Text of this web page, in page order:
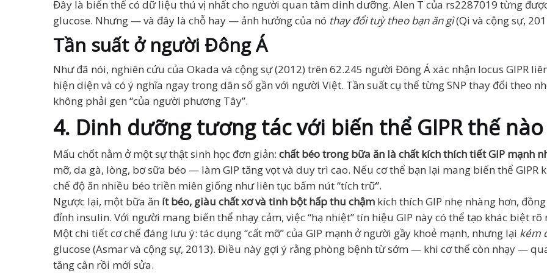
Đây là biến thể có dữ liệu thú vị nhất cho người quan tâm dinh dưỡng. Alen T của rs2287019 từng
glucose. Nhưng — và đây là chỗ hay — ảnh hưởng của nó thay đổi tuỳ theo bạn ăn gì(Qi và cộng sự,
Tần suất ở người Đông Á
Như đã nói, nghiên cứu của Okada và cộng sự (2012) trên 62.245 người Đông Á xác nhận locus GIPR
hiện diện và có ý nghĩa ngay trong dân số gần với người Việt. Tần suất cụ thể từng SNP thay đổi theo
không phải gen “của người phương Tây”.
4. Dinh dưỡng tương tác với biến thể GIPR thế nào
Mấu chốt nằm ở một sự thật sinh học đơn giản: chất béo trong bữa ăn là chất kích thích tiết GIP mạnh
mỡ, da gà, lòng, bơ sữa béo — làm GIP tăng vọt và duy trì cao. Nếu cơ thể bạn lại mang biến thể GIPR
chế độ ăn nhiều béo triền miên giống như liên tục bấm nút “tích trữ”.
Ngược lại, một bữa ăn ít béo, giàu chất xơ và tinh bột hấp thu chậm kích thích GIP nhẹ nhàng hơn,
đỉnh insulin. Với người mang biến thể nhạy cảm, việc “hạ nhiệt” tín hiệu GIP này có thể tạo khác biệt
Một chi tiết cơ chế đáng lưu ý: tác dụng “cất mỡ” của GIP mạnh ở người gầy khoẻ mạnh, nhưng lại kém
glucose (Asmar và cộng sự, 2013). Điều này gợi ý rằng phòng bệnh từ sớm — khi cơ thể còn nhạy —
tăng cân rồi mới sửa.